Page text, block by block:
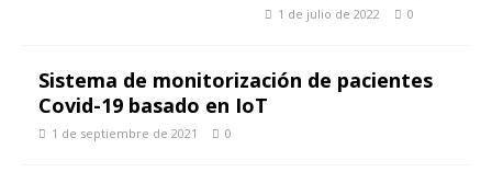
1 de julio de 2022 0
Sistema de monitorización de pacientes
Covid-19 basado en IoT
1 de septiembre de 2021 0